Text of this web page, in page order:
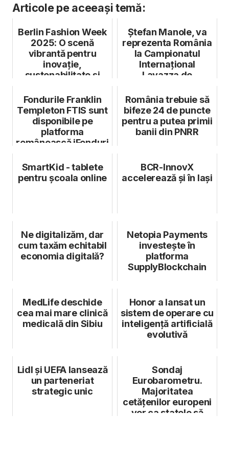
Articole pe aceeași temă:
Berlin Fashion Week
2025: O scenă
vibrantă pentru
inovație,
sustenabilitate și
Ștefan Manole, va
reprezenta România
la Campionatul
Internațional
Lavazza de
Fondurile Franklin
Templeton FTIS sunt
disponibile pe
platforma
românească iFonduri
România trebuie să
bifeze 24 de puncte
pentru a putea primii
banii din PNRR
SmartKid - tablete
pentru școala online
BCR-InnovX
accelerează și în Iași
Ne digitalizăm, dar
cum taxăm echitabil
economia digitală?
Netopia Payments
investeşte în
platforma
SupplyBlockchain
MedLife deschide
cea mai mare clinică
medicală din Sibiu
Honor a lansat un
sistem de operare cu
inteligență artificială
evolutivă
Lidl și UEFA lansează
un parteneriat
strategic unic
Sondaj
Eurobarometru.
Majoritatea
cetățenilor europeni
vor ca statele să